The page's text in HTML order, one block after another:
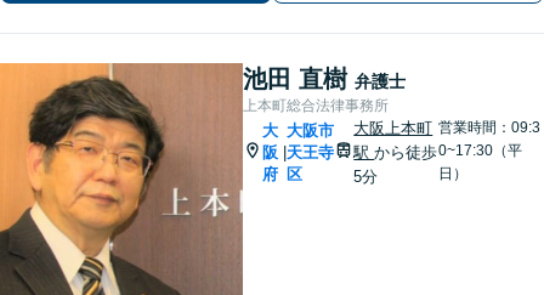
池田 直樹 弁護士
上本町総合法律事務所
大
阪
府
大阪市
天王寺
区
大阪上本町
駅から徒歩
5分
営業時間：09:3
0~17:30（平
日）